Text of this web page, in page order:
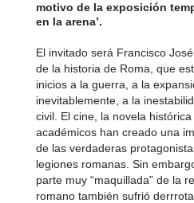
motivo de la exposición
en la arena’.
El invitado será Francisco
de la historia de Roma, que
inicios a la guerra, a la
inevitablemente, a la
civil. El cine, la novela
académicos han creado una
de las verdaderas
legiones romanas. Sin
parte muy “maquillada” de la
romano también sufrió